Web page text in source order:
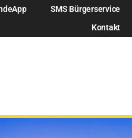
SMS Bürgerservice
Kontakt